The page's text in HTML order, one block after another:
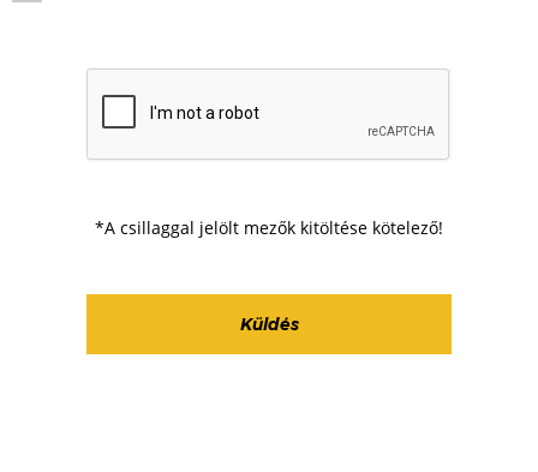
*A csillaggal jelölt mezők kitöltése kötelező!